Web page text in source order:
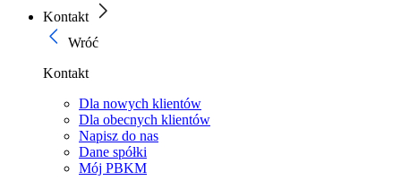
Kontakt
Wróć
Kontakt
Dla nowych klientów
Dla obecnych klientów
Napisz do nas
Dane spółki
Mój PBKM